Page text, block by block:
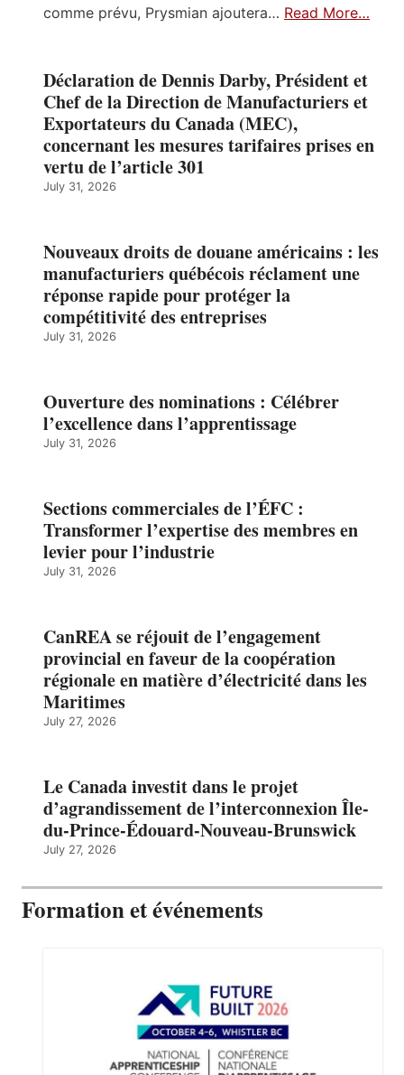
comme prévu, Prysmian ajoutera… Read More…
Déclaration de Dennis Darby, Président et
Chef de la Direction de Manufacturiers et
Exportateurs du Canada (MEC),
concernant les mesures tarifaires prises en
vertu de l’article 301
July 31, 2026
Nouveaux droits de douane américains : les
manufacturiers québécois réclament une
réponse rapide pour protéger la
compétitivité des entreprises
July 31, 2026
Ouverture des nominations : Célébrer
l’excellence dans l’apprentissage
July 31, 2026
Sections commerciales de l’ÉFC :
Transformer l’expertise des membres en
levier pour l’industrie
July 31, 2026
CanREA se réjouit de l’engagement
provincial en faveur de la coopération
régionale en matière d’électricité dans les
Maritimes
July 27, 2026
Le Canada investit dans le projet
d’agrandissement de l’interconnexion Île-
du-Prince-Édouard-Nouveau-Brunswick
July 27, 2026
Formation et événements